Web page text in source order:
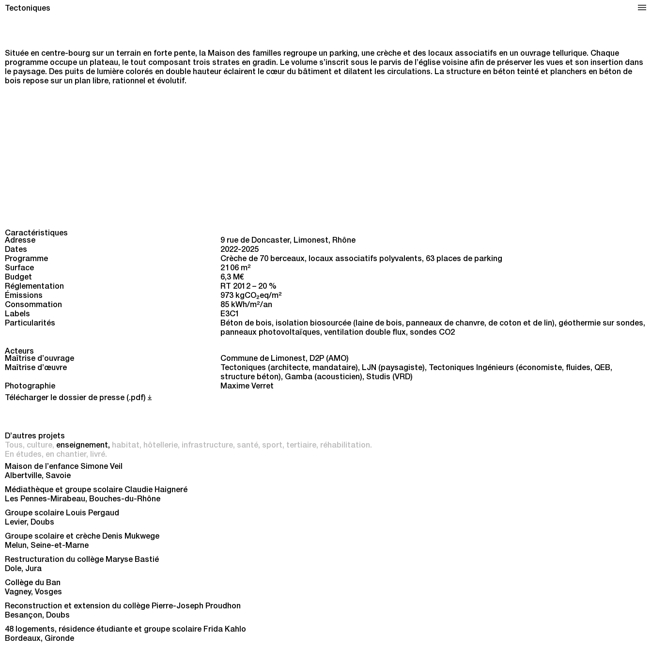
Tectoniques
Maison des familles à Limonest
Située en centre-bourg sur un terrain en forte pente, la Maison des familles regroupe un parking, une crèche et des locaux associatifs en un ouvrage tellurique. Chaque
programme occupe un plateau, le tout composant trois strates en gradin. Le volume s’inscrit sous le parvis de l’église voisine afin de préserver les vues et son insertion dans
le paysage. Des puits de lumière colorés en double hauteur éclairent le cœur du bâtiment et dilatent les circulations. La structure en béton teinté et planchers en béton de
bois repose sur un plan libre, rationnel et évolutif.
Caractéristiques
Adresse
9 rue de Doncaster, Limonest, Rhône
Dates
2022-2025
Programme
Crèche de 70 berceaux, locaux associatifs polyvalents, 63 places de parking
Surface
2 106 m2
Budget
6,3 M€
Réglementation
RT 2012 – 20 %
Émissions
973 kgCO2eq/m2
Consommation
85 kWh/m2/an
Labels
E3C1
Particularités
Béton de bois, isolation biosourcée (laine de bois, panneaux de chanvre, de coton et de lin), géothermie sur sondes,
panneaux photovoltaïques, ventilation double flux, sondes CO2
Acteurs
Maîtrise d’ouvrage
Commune de Limonest, D2P (AMO)
Maîtrise d’œuvre
Tectoniques (architecte, mandataire), LJN (paysagiste), Tectoniques Ingénieurs (économiste, fluides, QEB,
structure béton), Gamba (acousticien), Studis (VRD)
Photographie
Maxime Verret
Télécharger le dossier de presse (.pdf)
D’autres projets
Tous
culture enseignement habitat hôtellerie infrastructure santé sport tertiaire réhabilitation
En études
en chantier livré
Maison de l’enfance Simone Veil
Albertville, Savoie
Médiathèque et groupe scolaire Claudie Haigneré
Les Pennes-Mirabeau, Bouches-du-Rhône
Groupe scolaire Louis Pergaud
Levier, Doubs
Groupe scolaire et crèche Denis Mukwege
Melun, Seine-et-Marne
Restructuration du collège Maryse Bastié
Dole, Jura
Collège du Ban
Vagney, Vosges
Reconstruction et extension du collège Pierre-Joseph Proudhon
Besançon, Doubs
48 logements, résidence étudiante et groupe scolaire Frida Kahlo
Bordeaux, Gironde